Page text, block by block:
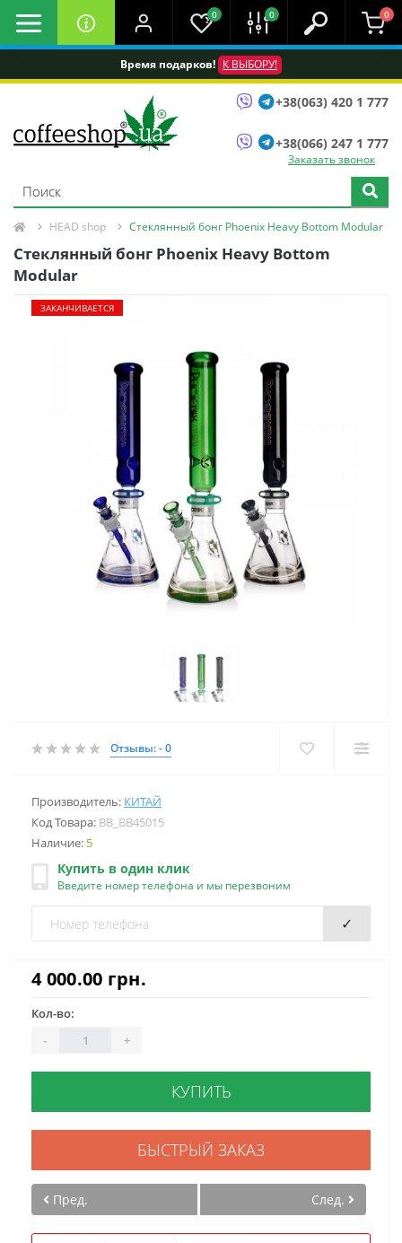
Время подарков! К ВЫБОРУ!
0 0 0
+38(063) 420 1 777
+38(066) 247 1 777
Заказать звонок
HEAD shop Стеклянный бонг Phoenix Heavy Bottom Modular
Стеклянный бонг Phoenix Heavy Bottom
Modular
ЗАКАНЧИВАЕТСЯ
Отзывы: - 0
Производитель: КИТАЙ
Код Товара: BB_BB45015
Наличие: 5
Купить в один клик
Введите номер телефона и мы перезвоним
✓
4 000.00 грн.
Кол-во:
-
+
КУПИТЬ
БЫСТРЫЙ ЗАКАЗ
Пред. След.